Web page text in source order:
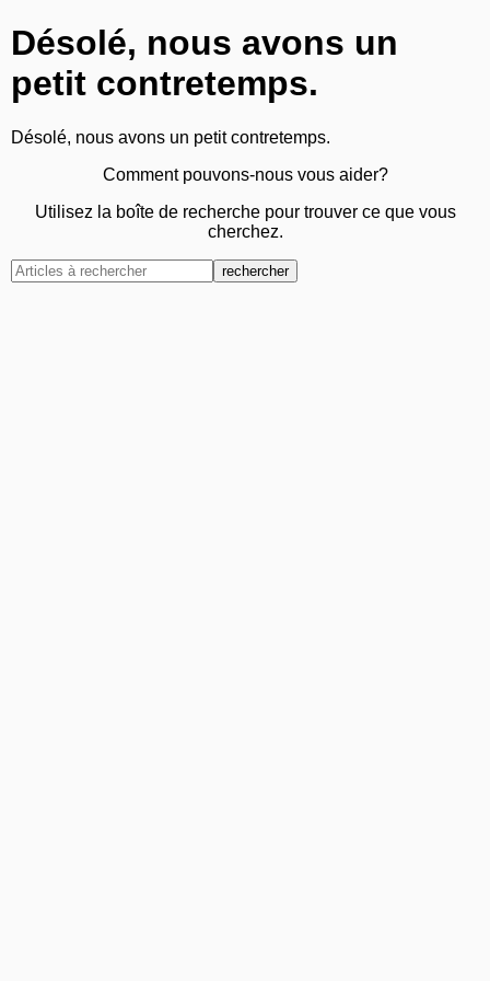
Désolé, nous avons un
petit contretemps.
Désolé, nous avons un petit contretemps.
Comment pouvons-nous vous aider?
Utilisez la boîte de recherche pour trouver ce que vous
cherchez.
rechercher